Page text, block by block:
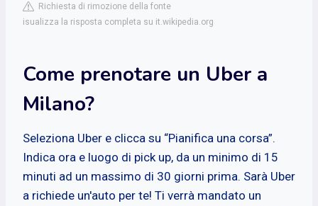
Richiesta di rimozione della fonte
isualizza la risposta completa su it.wikipedia.org
Come prenotare un Uber a
Milano?
Seleziona Uber e clicca su “Pianifica una corsa”.
Indica ora e luogo di pick up, da un minimo di 15
minuti ad un massimo di 30 giorni prima. Sarà Uber
a richiede un'auto per te! Ti verrà mandato un